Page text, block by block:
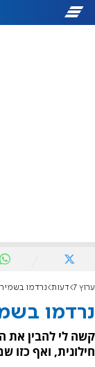
ערוץ 7 דעות נרדמו
נרדמו
קשה לי להבין את
חילונית, ואף כזו